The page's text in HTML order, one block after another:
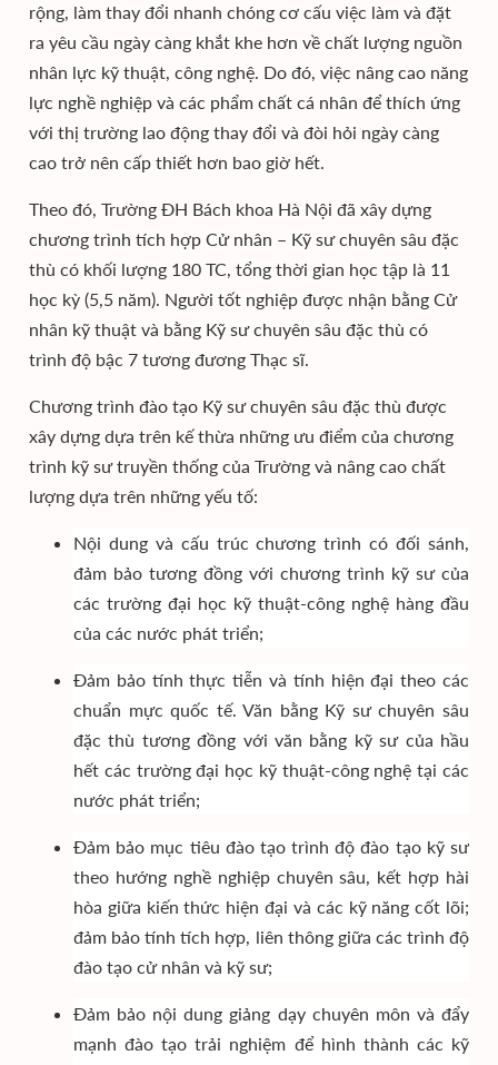
rộng, làm thay đổi nhanh chóng cơ cấu việc làm và đặt
ra yêu cầu ngày càng khắt khe hơn về chất lượng nguồn
nhân lực kỹ thuật, công nghệ. Do đó, việc nâng cao năng
lực nghề nghiệp và các phẩm chất cá nhân để thích ứng
với thị trường lao động thay đổi và đòi hỏi ngày càng
cao trở nên cấp thiết hơn bao giờ hết.
Theo đó, Trường ĐH Bách khoa Hà Nội đã xây dựng
chương trình tích hợp Cử nhân – Kỹ sư chuyên sâu đặc
thù có khối lượng 180 TC, tổng thời gian học tập là 11
học kỳ (5,5 năm). Người tốt nghiệp được nhận bằng Cử
nhân kỹ thuật và bằng Kỹ sư chuyên sâu đặc thù có
trình độ bậc 7 tương đương Thạc sĩ.
Chương trình đào tạo Kỹ sư chuyên sâu đặc thù được
xây dựng dựa trên kế thừa những ưu điểm của chương
trình kỹ sư truyền thống của Trường và nâng cao chất
lượng dựa trên những yếu tố:
Nội dung và cấu trúc chương trình có đối sánh,
đảm bảo tương đồng với chương trình kỹ sư của
các trường đại học kỹ thuật-công nghệ hàng đầu
của các nước phát triển;
Đảm bảo tính thực tiễn và tính hiện đại theo các
chuẩn mực quốc tế. Văn bằng Kỹ sư chuyên sâu
đặc thù tương đồng với văn bằng kỹ sư của hầu
hết các trường đại học kỹ thuật-công nghệ tại các
nước phát triển;
Đảm bảo mục tiêu đào tạo trình độ đào tạo kỹ sư
theo hướng nghề nghiệp chuyên sâu, kết hợp hài
hòa giữa kiến thức hiện đại và các kỹ năng cốt lõi;
đảm bảo tính tích hợp, liên thông giữa các trình độ
đào tạo cử nhân và kỹ sư;
Đảm bảo nội dung giảng dạy chuyên môn và đẩy
mạnh đào tạo trải nghiệm để hình thành các kỹ